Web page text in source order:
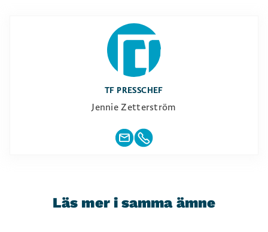
TF PRESSCHEF
Jennie Zetterström
Läs mer i samma ämne